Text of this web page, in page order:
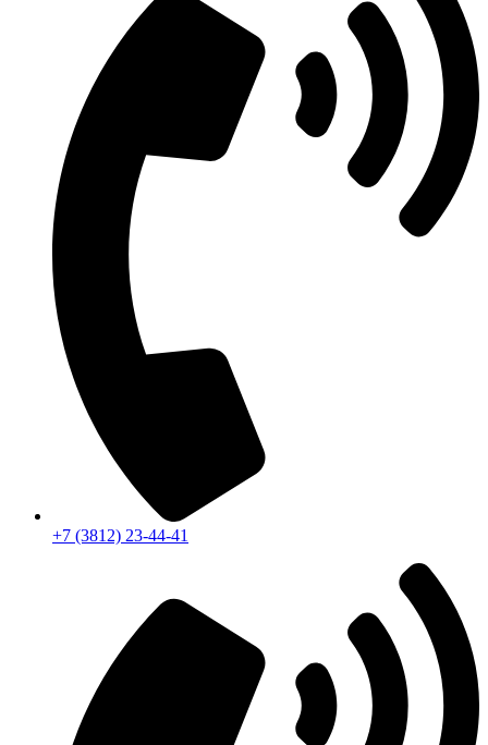
+7 (3812) 23-44-41